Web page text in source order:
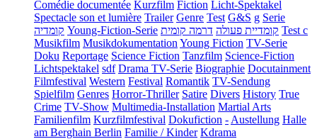
Comédie documentée Kurzfilm Fiction Licht-Spektakel
Spectacle son et lumière Trailer Genre Test G&S g Serie
קומדיה Young-Fiction-Serie קומדיית פעולה דרמה קומית
Test c
Musikfilm Musikdokumentation Young Fiction TV-Serie
Doku Reportage Science Fiction Tanzfilm Science-Fiction
Lichtspektakel sdf Drama TV-Serie Biographie Docutainment
Filmfestival Western Festival Romantik TV-Sendung
Spielfilm Genres Horror-Thriller Satire Divers History True
Crime TV-Show Multimedia-Installation Martial Arts
Familienfilm Kurzfilmfestival Dokufiction - Austellung Halle
am Berghain Berlin Familie / Kinder Kdrama